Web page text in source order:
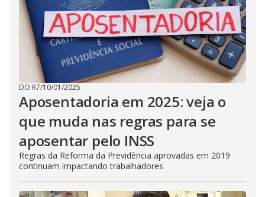
DO R7/10/01/2025
Aposentadoria em 2025: veja o
que muda nas regras para se
aposentar pelo INSS
Regras da Reforma da Previdência aprovadas em 2019
continuam impactando trabalhadores